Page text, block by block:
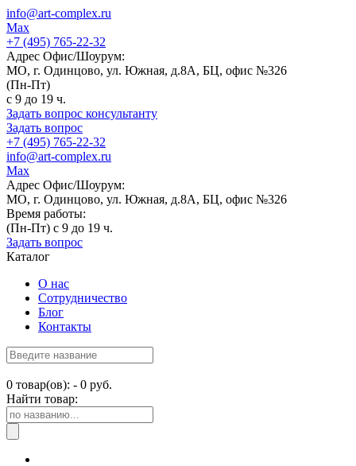
info@art-complex.ru
Max
+7 (495) 765-22-32
Адрес Офис/Шоурум:
МО, г. Одинцово, ул. Южная, д.8А, БЦ, офис №326
(Пн-Пт)
с 9 до 19 ч.
Задать вопрос консультанту
Задать вопрос
+7 (495) 765-22-32
info@art-complex.ru
Max
Адрес Офис/Шоурум:
МО, г. Одинцово, ул. Южная, д.8А, БЦ, офис №326
Время работы:
(Пн-Пт) с 9 до 19 ч.
Задать вопрос
Каталог
О нас
Сотрудничество
Блог
Контакты
0 товар(ов): - 0 руб.
Найти товар: